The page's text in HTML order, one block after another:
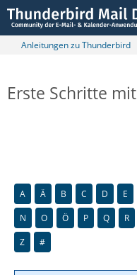
Anleitungen zu Thunderbird
Erste Schritte
A Ä B C D E
N
O Ö P Q R
Z
#